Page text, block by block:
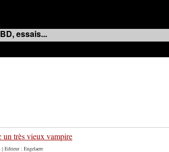
essais...
un très vieux vampire
Editeur : Engelaere